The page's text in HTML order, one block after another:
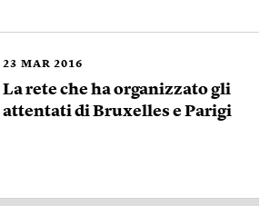
23 MAR 2016
La rete che ha organizzato gli
attentati di Bruxelles e Parigi